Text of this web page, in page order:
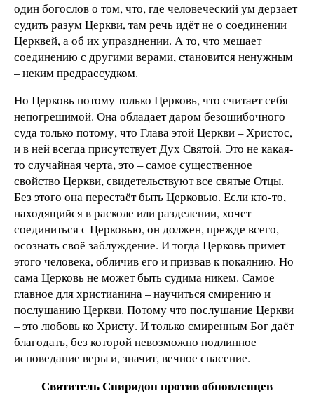
один богослов о том, что, где человеческий ум дерзает
судить разум Церкви, там речь идёт не о соединении
Церквей, а об их упразднении. А то, что мешает
соединению с другими верами, становится ненужным
– неким предрассудком.
Но Церковь потому только Церковь, что считает себя
непогрешимой. Она обладает даром безошибочного
суда только потому, что Глава этой Церкви – Христос,
и в ней всегда присутствует Дух Святой. Это не какая-
то случайная черта, это – самое существенное
свойство Церкви, свидетельствуют все святые Отцы.
Без этого она перестаёт быть Церковью. Если кто-то,
находящийся в расколе или разделении, хочет
соединиться с Церковью, он должен, прежде всего,
осознать своё заблуждение. И тогда Церковь примет
этого человека, обличив его и призвав к покаянию. Но
сама Церковь не может быть судима никем. Самое
главное для христианина – научиться смирению и
послушанию Церкви. Потому что послушание Церкви
– это любовь ко Христу. И только смиренным Бог даёт
благодать, без которой невозможно подлинное
исповедание веры и, значит, вечное спасение.
Святитель Спиридон против обновленцев